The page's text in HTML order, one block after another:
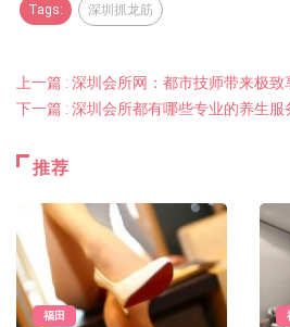
Tags: 深圳抓龙筋
上一篇 : 深圳会所网：都市技师带来极
下一篇 : 深圳会所都有哪些专业的养生服
推荐
福田